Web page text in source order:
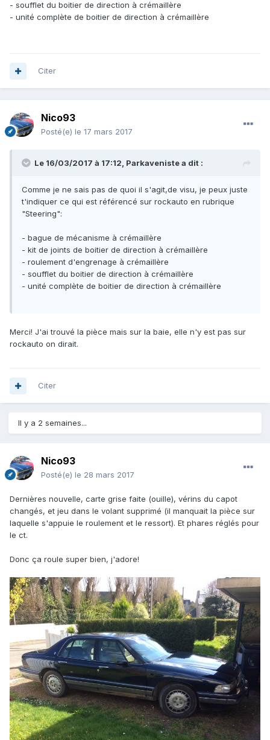
- soufflet du boitier de direction à crémaillère
- unité complète de boitier de direction à crémaillère
Citer
Nico93
Posté(e) le 17 mars 2017
Le 16/03/2017 à 17:12, Parkaveniste a dit :
Comme je ne sais pas de quoi il s'agit,de visu, je peux juste
t'indiquer ce qui est référencé sur rockauto en rubrique
"Steering":
- bague de mécanisme à crémaillère
- kit de joints de boitier de direction à crémaillère
- roulement d'engrenage à crémaillère
- soufflet du boitier de direction à crémaillère
- unité complète de boitier de direction à crémaillère
Merci! J'ai trouvé la pièce mais sur la baie, elle n'y est pas sur
rockauto on dirait.
Citer
Il y a 2 semaines...
Nico93
Posté(e) le 28 mars 2017
Dernières nouvelle, carte grise faite (ouille), vérins du capot
changés, et jeu dans le volant supprimé (il manquait la pièce sur
laquelle s'appuie le roulement et le ressort). Et phares réglés pour
le ct.
Donc ça roule super bien, j'adore!